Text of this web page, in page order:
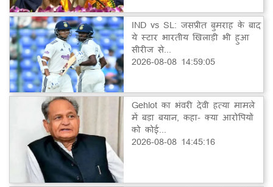
IND vs SL: जसप्रीत बुमराह के बाद
ये स्टार भारतीय खिलाड़ी भी हुआ
सीरीज से...
2026-08-08 14:59:05
Gehlot का भंवरी देवी हत्या मामले
में बड़ा बयान, कहा- क्या आरोपियों
को कोई...
2026-08-08 14:45:16